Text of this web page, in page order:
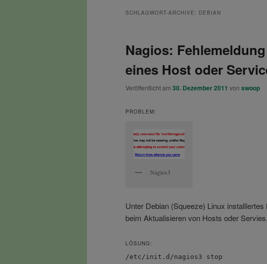
SCHLAGWORT-ARCHIVE: DEBIAN
Nagios:
eines Host oder
Veröffentlicht am 30. Dezember 2011 von swoop
PROBLEM:
Nagios3
Unter Debian (Squeeze) Linux
beim Aktualisieren von Hosts oder
LÖSUNG:
/etc/init.d/nagios3 stop